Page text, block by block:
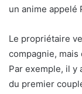
un anime appelé
Le propriétaire
compagnie,
Par exemple, il y
du premier